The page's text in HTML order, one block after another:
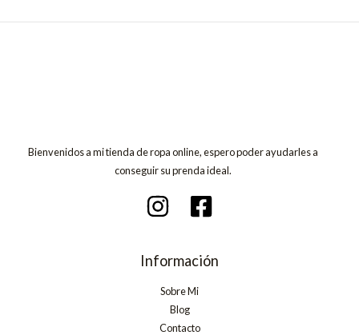
Bienvenidos a mi tienda de ropa online, espero poder ayudarles a
conseguir su prenda ideal.
Información
Sobre Mi
Blog
Contacto